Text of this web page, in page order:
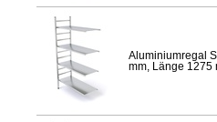
Aluminiumregal
mm, Länge 1275